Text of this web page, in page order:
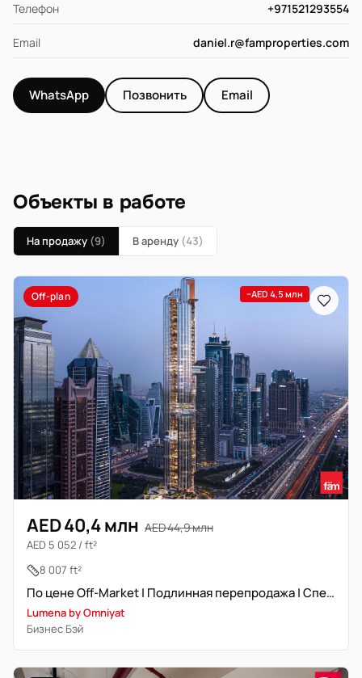
Телефон +971521293554
Email daniel.r@famproperties.com
WhatsApp Позвонить Email
Объекты в работе
На продажу (9) В аренду (43)
Off-plan −AED 4,5 млн
AED 40,4 млн AED 44,9 млн
AED 5 052 / ft²
8 007 ft²
По цене Off-Market | Подлинная перепродажа | Специалист сообщества
Lumena by Omniyat
Бизнес Бэй